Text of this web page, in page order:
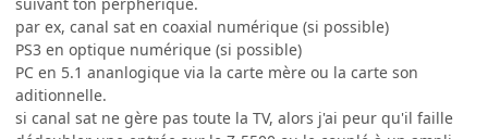
par ex, canal sat en coaxial numérique (si possible)
PS3 en optique numérique (si possible)
PC en 5.1 ananlogique via la carte mère ou la carte son
aditionnelle.
si canal sat ne gère pas toute la TV, alors j'ai peur qu'il faille